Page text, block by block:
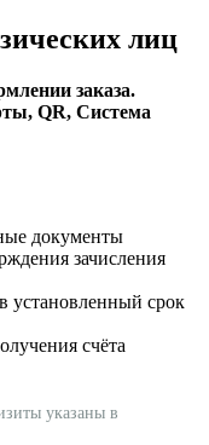
лиц
заказа.
QR, Система
документы
зачисления
установленный срок
счёта
указаны в